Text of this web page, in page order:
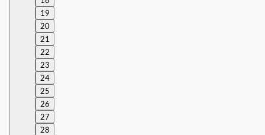
19
20
21
22
23
24
25
26
27
28